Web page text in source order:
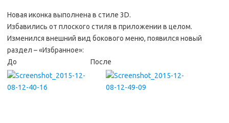
Новая иконка выполнена в стиле 3D.
Избавились от плоского стиля в приложении в целом.
Изменился внешний вид бокового меню, появился новый
раздел – «Избранное»:
До После